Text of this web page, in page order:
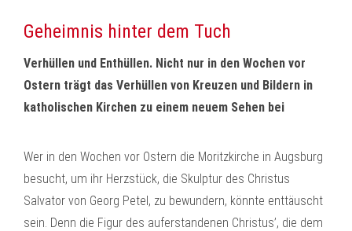
Geheimnis hinter dem Tuch
Verhüllen und Enthüllen. Nicht nur in den Wochen vor
Ostern trägt das Verhüllen von Kreuzen und Bildern in
katholischen Kirchen zu einem neuem Sehen bei
Wer in den Wochen vor Ostern die Moritzkirche in Augsburg
besucht, um ihr Herzstück, die Skulptur des Christus
Salvator von Georg Petel, zu bewundern, könnte enttäuscht
sein. Denn die Figur des auferstandenen Christus’, die dem